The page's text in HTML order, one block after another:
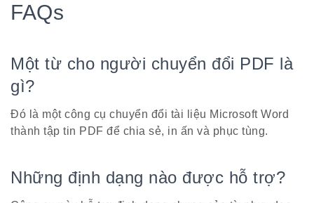
FAQs
Một từ cho người chuyển đổi PDF là
gì?
Đó là một công cụ chuyển đổi tài liệu Microsoft Word
thành tập tin PDF để chia sẻ, in ấn và phục tùng.
Những định dạng nào được hỗ trợ?